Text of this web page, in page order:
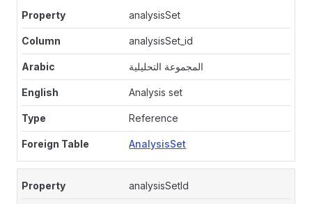
analysisSet
analysisSet_id
المجموعة التحليلية
Analysis set
Reference
AnalysisSet
analysisSetId